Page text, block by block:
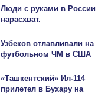
Люди с руками в России
нарасхват.
Узбеков отлавливали на
футбольном ЧМ в США
«Ташкентский» Ил-114
прилетел в Бухару на